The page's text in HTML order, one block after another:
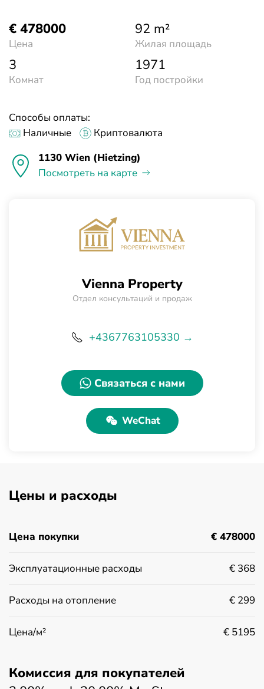
€ 478000
Цена
92 m²
Жилая площадь
3
Комнат
1971
Год постройки
Способы оплаты:
Наличные
Криптовалюта
1130 Wien (Hietzing)
Посмотреть на карте
Vienna Property
Отдел консультаций и продаж
+4367763105330 →
Связаться с нами
WeChat
Цены и расходы
Цена покупки € 478000
Эксплуатационные расходы € 368
Расходы на отопление € 299
Цена/м² € 5195
Комиссия для покупателей